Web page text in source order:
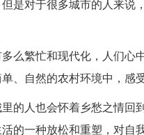
是对于很多城市的人来
么繁忙和现代化，人们
、自然的农村环境中，感
的人也会怀着乡愁之情
的一种放松和重塑，对自